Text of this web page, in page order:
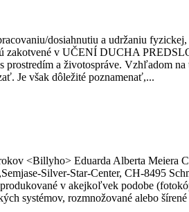
dosiahnutiu a udržaniu fyzickej,
zakotvené v UČENÍ DUCHA
a životospráve. Vzhľadom
Je však dôležité poznamenať,...
<Billyho> Eduarda Alberta Meiera
Silver-Star-Center, CH-8495
v akejkoľvek podobe
systémov, rozmnožované alebo